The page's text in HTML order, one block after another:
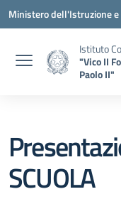
Vai ai contenuti
Vai al menu di navigazione
Vai al footer
Ministero dell'Istruzione
Istituto
"Vico II
Paolo II"
SCUOLA